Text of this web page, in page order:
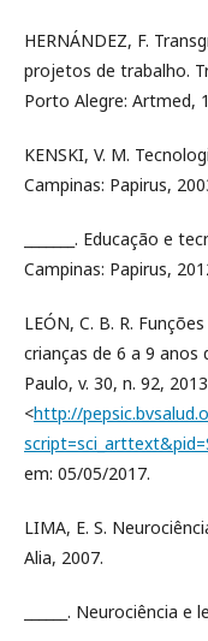
HERNÁNDEZ, F.
projetos de trabalho.
Porto Alegre: Artmed,
KENSKI, V. M.
Campinas: Papirus,
_______. Educação e
Campinas: Papirus,
LEÓN, C. B. R.
crianças de 6 a 9 anos
Paulo, v. 30, n. 92,
<http://
em: 05/05/2017.
LIMA, E. S.
Alia, 2007.
______. Neurociência